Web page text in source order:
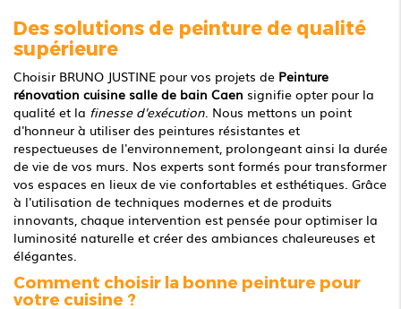
Des solutions de peinture de qualité
supérieure
Choisir BRUNO JUSTINE pour vos projets de Peinture
rénovation cuisine salle de bain Caen signifie opter pour la
qualité et la finesse d'exécution . Nous mettons un point
d'honneur à utiliser des peintures résistantes et
respectueuses de l'environnement, prolongeant ainsi la durée
de vie de vos murs. Nos experts sont formés pour transformer
vos espaces en lieux de vie confortables et esthétiques. Grâce
à l'utilisation de techniques modernes et de produits
innovants, chaque intervention est pensée pour optimiser la
luminosité naturelle et créer des ambiances chaleureuses et
élégantes.
Comment choisir la bonne peinture pour
votre cuisine ?